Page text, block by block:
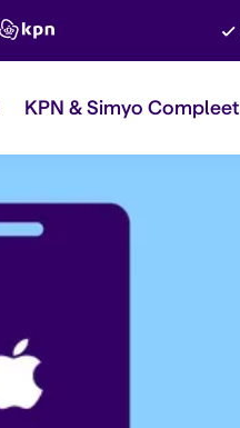
KPN & Simyo Compleet